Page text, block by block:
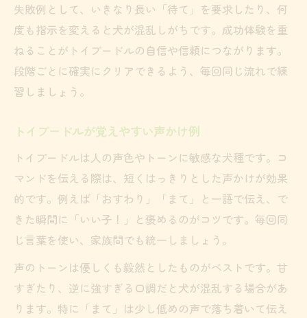
失敗例として、いきなり長い「待て」を要求したり、何
度も指示を変えると犬が混乱しがちです。成功体験を重
ねることがトイプードルの自信や信頼につながります。
段階ごとに確実にクリアできるよう、毎回同じ流れで練
習しましょう。
トイプードルが覚えやすい声かけ例
トイプードルは人の声色やトーンに敏感な犬種です。コ
マンドを伝える際は、短くはっきりとした声かけが効果
的です。例えば「おすわり」「まて」と一語で伝え、で
きた瞬間に「いい子！」と褒めるのがコツです。毎回同
じ言葉を使い、家族間でも統一しましょう。
声のトーンは優しくも毅然としたものがベストです。甘
すぎたり、逆に強すぎる口調だと犬が混乱する場合があ
ります。特に「まて」は少し低めの声で落ち着いて伝え